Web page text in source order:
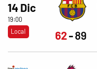
14 Dic
19:00
Local
62 89